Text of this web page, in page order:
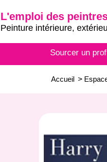
L'emploi des
Peinture intérieure,
Sourcer un
Accueil >